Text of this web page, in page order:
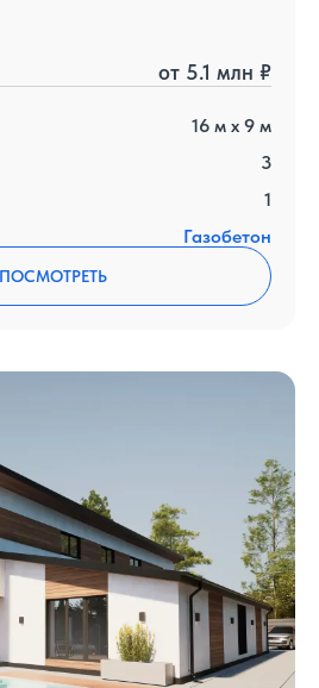
от 5.1 млн ₽
16 м x 9 м
3
1
Газобетон
ПОСМОТРЕТЬ